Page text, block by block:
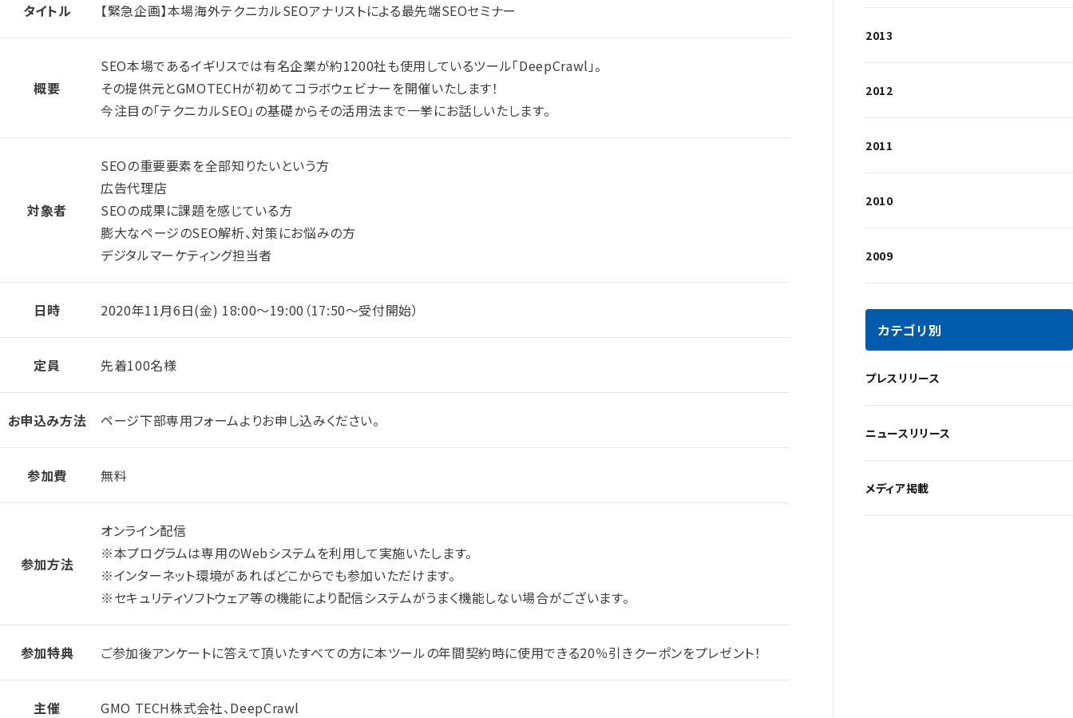
タイトル 【緊急企画】本場海外テクニカルSEOアナリストによる最先端SEOセミナー
概要
SEO本場であるイギリスでは有名企業が約1200社も使用しているツール「DeepCrawl」。
その提供元とGMOTECHが初めてコラボウェビナーを開催いたします！
今注目の「テクニカルSEO」の基礎からその活用法まで一挙にお話しいたします。
対象者
SEOの重要要素を全部知りたいという方
広告代理店
SEOの成果に課題を感じている方
膨大なページのSEO解析、対策にお悩みの方
デジタルマーケティング担当者
日時 2020年11月6日(金) 18:00～19:00（17:50～受付開始）
定員 先着100名様
お申込み方法 ページ下部専用フォームよりお申し込みください。
参加費 無料
参加方法
オンライン配信
※本プログラムは専用のWebシステムを利用して実施いたします。
※インターネット環境があればどこからでも参加いただけます。
※セキュリティソフトウェア等の機能により配信システムがうまく機能しない場合がございます。
参加特典 ご参加後アンケートに答えて頂いたすべての方に本ツールの年間契約時に使用できる20％引きクーポンをプレゼント！
主催 GMO TECH株式会社、DeepCrawl
2013
2012
2011
2010
2009
カテゴリ別
プレスリリース
ニュースリリース
メディア掲載